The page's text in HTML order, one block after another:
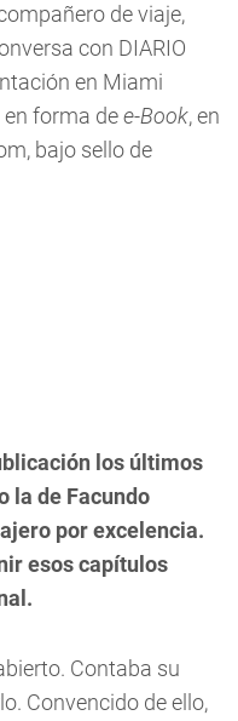
de viaje,
con DIARIO
en Miami
en forma dee-Book, en
bajo sello de
los últimos
la de Facundo
por excelencia.
esos capítulos
Contaba su
Convencido de ello,